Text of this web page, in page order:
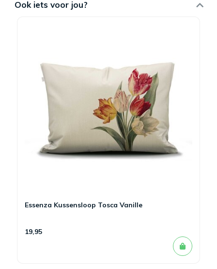
Ook iets voor jou?
Essenza Kussensloop Tosca Vanille
19,95